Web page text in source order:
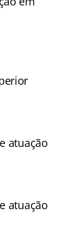
atuação
atuação